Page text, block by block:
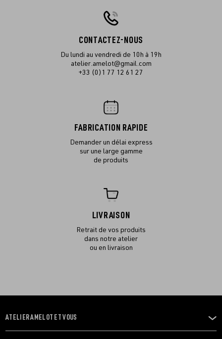
CONTACTEZ-NOUS
Du lundi au vendredi de 10h à 19h
atelier.amelot@gmail.com
+33 (0)1 77 12 61 27
FABRICATION RAPIDE
Demander un délai express
sur une large gamme
de produits
LIVRAISON
Retrait de vos produits
dans notre atelier
ou en livraison
OUVRIR
LE
ATELIER AMELOT ET VOUS